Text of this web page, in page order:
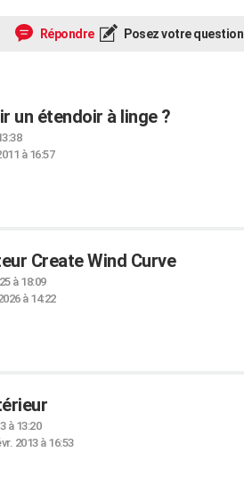
Répondre Posez votre question
un étendoir à linge ?
à 16:57
Create Wind Curve
à 18:09
à 14:22
à 13:20
2013 à 16:53